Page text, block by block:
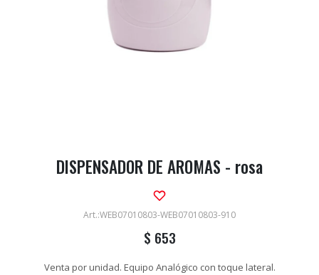
DISPENSADOR DE AROMAS - rosa
WEB07010803-WEB07010803-910
$ 653
Venta por unidad. Equipo Analógico con toque lateral.